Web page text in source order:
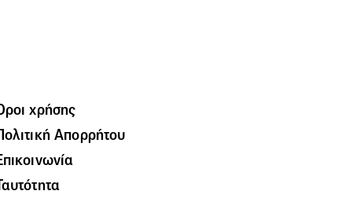
χρήσης
Απορρήτου